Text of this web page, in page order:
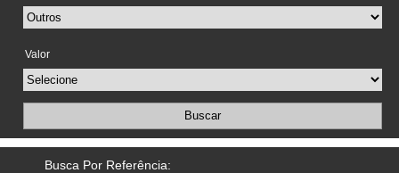
Valor
Buscar
Busca Por Referência: